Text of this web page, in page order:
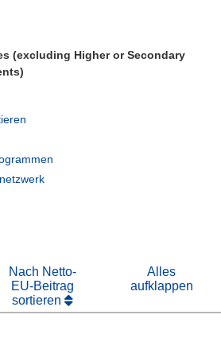
(excluding Higher or Secondary
Nach Netto-
EU-Beitrag
sortieren
Alles
aufklappen